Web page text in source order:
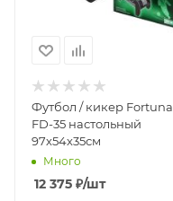
Футбол / кикер Fortuna
FD-35 настольный
97х54х35см
Много
12 375 ₽/шт